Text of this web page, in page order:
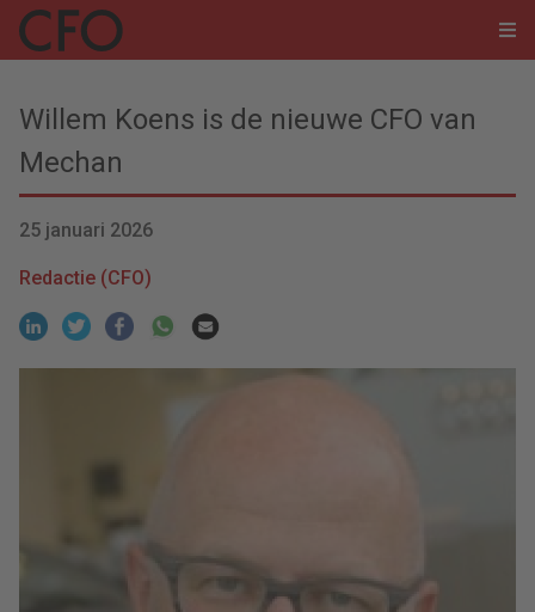
Willem Koens is de nieuwe CFO van
Mechan
25 januari 2026
Redactie (CFO)